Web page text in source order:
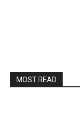
MOST READ